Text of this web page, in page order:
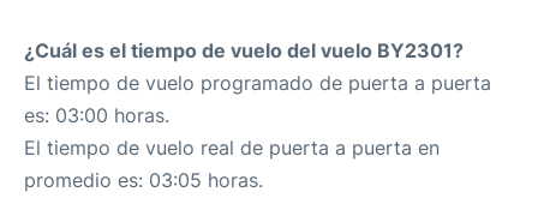
¿Cuál es el tiempo de vuelo del vuelo BY2301?
El tiempo de vuelo programado de puerta a puerta
es: 03:00 horas.
El tiempo de vuelo real de puerta a puerta en
promedio es: 03:05 horas.